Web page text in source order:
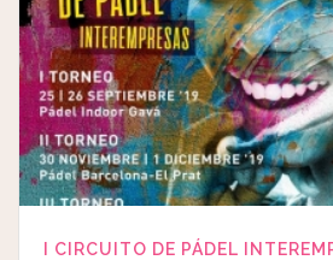
I CIRCUITO DE PÁDEL